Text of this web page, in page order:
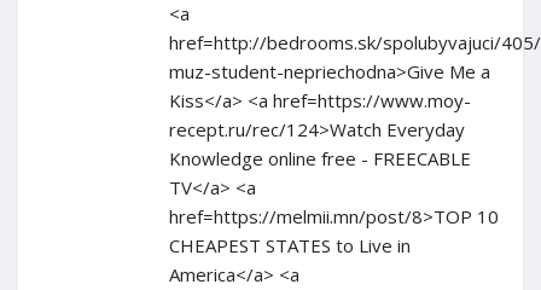
<a
href=http://bedrooms.sk/spolubyvajuci/
muz-student-nepriechodna>Give Me a
Kiss</a> <a href=https://www.moy-
recept.ru/rec/124>Watch Everyday
Knowledge online free - FREECABLE
TV</a> <a
href=https://melmii.mn/post/8>TOP 10
CHEAPEST STATES to Live in
America</a> <a